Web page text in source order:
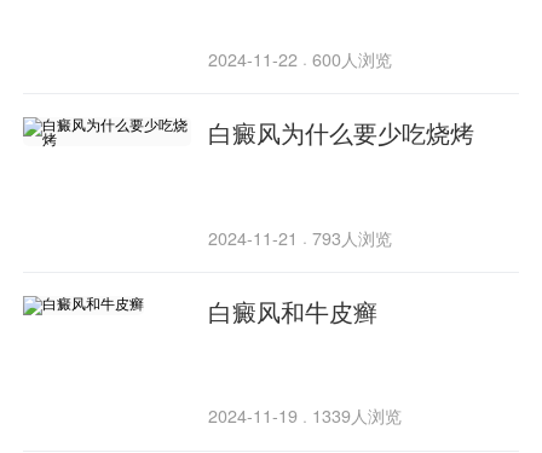
2024-11-22 · 600人浏览
白癜风为什么要少吃烧烤
2024-11-21 · 793人浏览
白癜风和牛皮癣
2024-11-19 · 1339人浏览